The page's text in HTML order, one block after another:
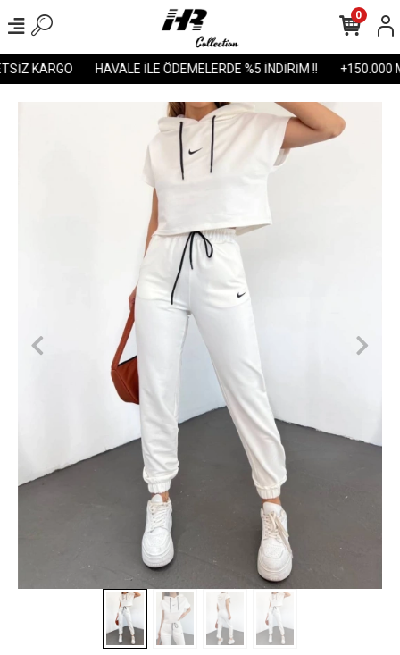
KARGO HAVALE İLE ÖDEMELERDE %5 İNDİRİM !! +150.000
0